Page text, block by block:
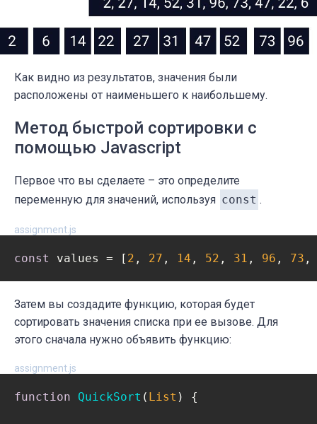
Как видно из результатов, значения были
расположены от наименьшего к наибольшему.
Метод быстрой сортировки с
помощью Javascript
Первое что вы сделаете – это определите
переменную для значений, используя const .
assignment.js
const values = [ 2 , 27 , 14 , 52 , 31 , 96 , 73
Затем вы создадите функцию, которая будет
сортировать значения списка при ее вызове. Для
этого сначала нужно объявить функцию:
assignment.js
function QuickSort ( List ) {